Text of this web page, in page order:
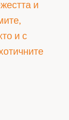
и
и с